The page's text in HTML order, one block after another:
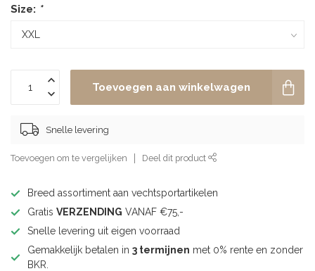
Size: *
Toevoegen aan winkelwagen
Snelle levering
Toevoegen om te vergelijken Deel dit product
Breed assortiment aan vechtsportartikelen
Gratis VERZENDING VANAF €75,-
Snelle levering uit eigen voorraad
Gemakkelijk betalen in 3 termijnen met 0% rente en zonder
BKR.